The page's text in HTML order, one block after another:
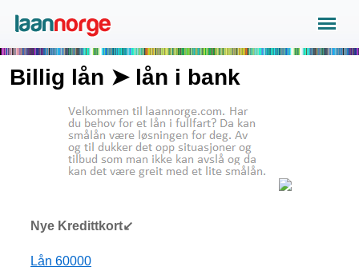
Billig lån ➤ lån i bank
Nye Kredittkort↙
Lån 60000